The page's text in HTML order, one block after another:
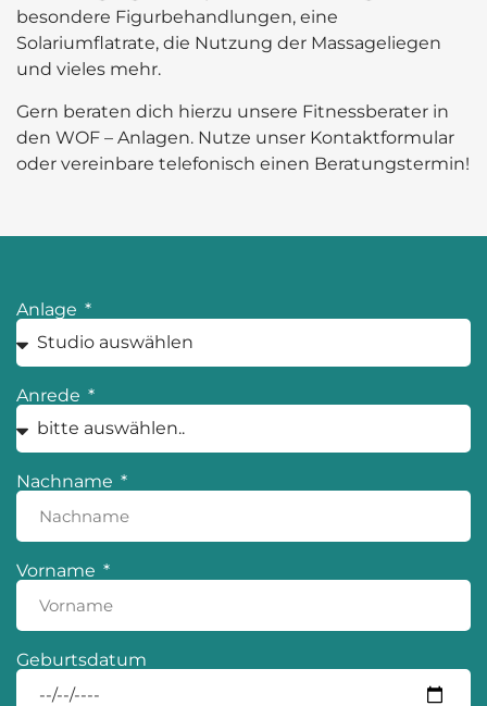
besondere Figurbehandlungen, eine
Solariumflatrate, die Nutzung der Massageliegen
und vieles mehr.
Gern beraten dich hierzu unsere Fitnessberater in
den WOF – Anlagen. Nutze unser Kontaktformular
oder vereinbare telefonisch einen Beratungstermin!
Anlage
Anrede
Nachname
Vorname
Geburtsdatum